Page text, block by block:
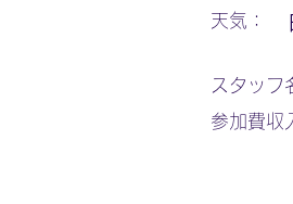
天気：
スタッフ
参加費収